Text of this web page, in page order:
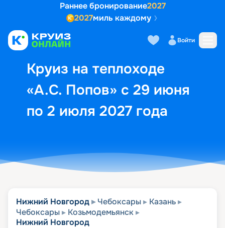
Раннее бронирование2027
2027миль каждому
Войти
Круиз на теплоходе
«А.С. Попов» с 29 июня
по 2 июля 2027 года
Выбор кают Маршрут и
Нижний Новгород Чебоксары
Казань
Чебоксары
Козьмодемьянск
Нижний Новгород